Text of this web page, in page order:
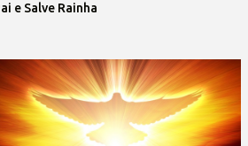
e Salve Rainha